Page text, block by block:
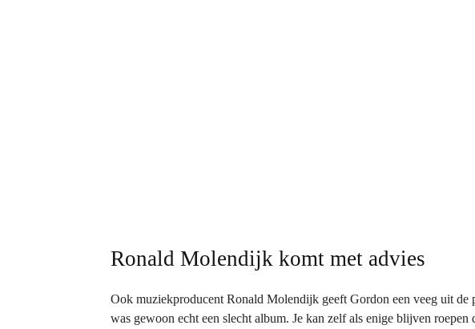
Ronald Molendijk komt met advies
Ook muziekproducent Ronald Molendijk geeft Gordon een veeg uit de
was gewoon echt een slecht album. Je kan zelf als enige blijven roepen